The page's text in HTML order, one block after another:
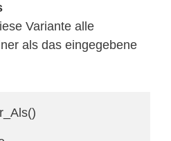
Variante alle
als das eingegebene